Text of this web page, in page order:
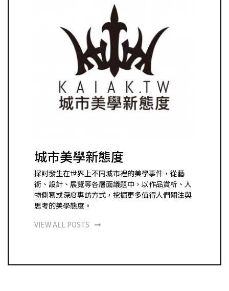
城市美學新態度
探討發生在世界上不同城市裡的美學事件，從藝
術、設計、展覽等各層面議題中，以作品賞析、人
物側寫或深度專訪方式，挖掘更多值得人們關注與
思考的美學態度。
VIEW ALL POSTS